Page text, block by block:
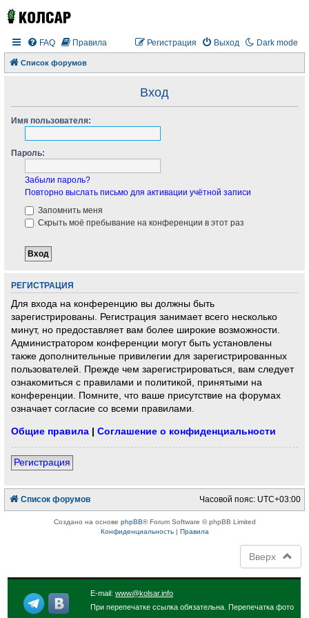
Dark mode
FAQ Правила Выход
Регистрация
Список форумов
Вход
Имя пользователя:
Пароль:
Забыли пароль?
Повторно выслать письмо для активации учётной записи
Запомнить меня
Скрыть моё пребывание на конференции в этот раз
РЕГИСТРАЦИЯ
Для входа на конференцию вы должны быть
зарегистрированы. Регистрация занимает всего несколько
минут, но предоставляет вам более широкие возможности.
Администратором конференции могут быть установлены
также дополнительные привилегии для зарегистрированных
пользователей. Прежде чем зарегистрироваться, вам следует
ознакомиться с правилами и политикой, принятыми на
конференции. Помните, что ваше присутствие на форумах
означает согласие со всеми правилами.
Общие правила |Соглашение о конфиденциальности
Регистрация
Список форумов Часовой пояс: UTC+03:00
Создано на основе phpBB® Forum Software © phpBB Limited
Конфиденциальность| Правила
Вверх
E-mail:www@kolsar.info
При перепечатке ссылка обязательна. Перепечатка фото